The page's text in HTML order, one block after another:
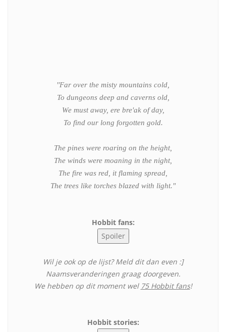
''Far over the misty mountains cold,
To dungeons deep and caverns old,
We must away, ere bre'ak of day,
To find our long forgotten gold.
The pines were roaring on the height,
The winds were moaning in the night,
The fire was red, it flaming spread,
The trees like torches blazed with light."
Hobbit fans:
Wil je ook op de lijst? Meld dit dan even :]
Naamsveranderingen graag doorgeven.
We hebben op dit moment wel 75 Hobbit fans!
Hobbit stories: